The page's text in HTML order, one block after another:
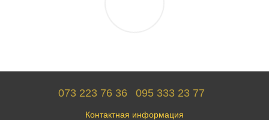
073 223 76 36 095 333 23 77
Контактная информация